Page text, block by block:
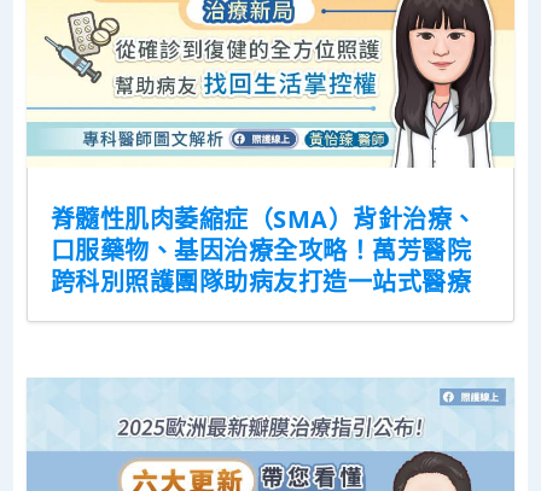
脊髓性肌肉萎縮症（SMA）背針治療、
口服藥物、基因治療全攻略！萬芳醫院
跨科別照護團隊助病友打造一站式醫療